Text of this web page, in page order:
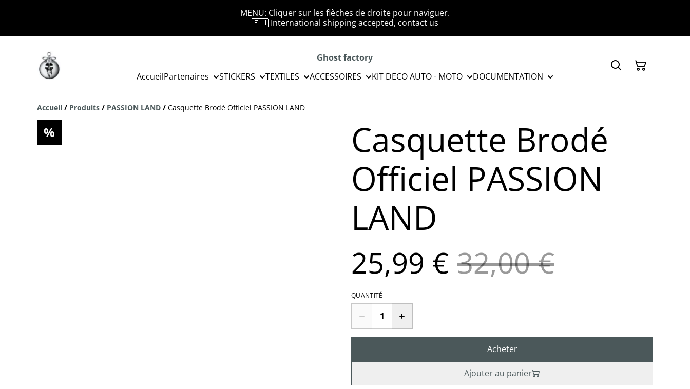
MENU: Cliquer sur les flèches de droite pour naviguer.
🇪🇺 International shipping accepted, contact us
Ghost factory
AccueilPartenaires STICKERS TEXTILES ACCESSOIRES KIT DECO AUTO - MOTO DOCUMENTATION
Accueil / Produits / PASSION LAND / Casquette Brodé Officiel PASSION LAND
%
Casquette Brodé
Officiel PASSION
LAND
25,99 € 32,00 €
QUANTITÉ
Acheter
Ajouter au panier